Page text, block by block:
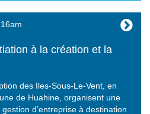
à la création et la
des Iles-Sous-Le-Vent, en
de Huahine, organisent une
d’entreprise à destination